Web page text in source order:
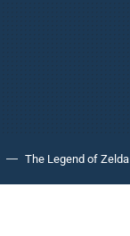
The Legend of Zelda